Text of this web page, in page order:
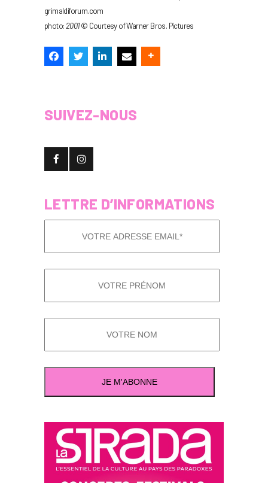
grimaldiforum.com
photo: 2001© Courtesy of Warner Bros. Pictures
SUIVEZ-NOUS
LETTRE D’INFORMATIONS